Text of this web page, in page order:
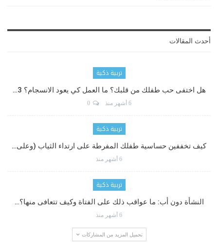
أحدث المقالات
تربية ذكية
هل اختفى حب طفلك من قلبك؟ ما العمل كي يعود الانسجام؟ 3…
6 أشهر منذ 0
تربية ذكية
كيف تخففين حساسية طفلك المفرطة على ارتداء الثياب (وعلى…
6 أشهر منذ
تربية ذكية
النشأة دون أب: ما عواقب ذلك على الفتاة وكيف تتعافى منها؟…
6 أشهر منذ
تحميل المزيد من المشاركات